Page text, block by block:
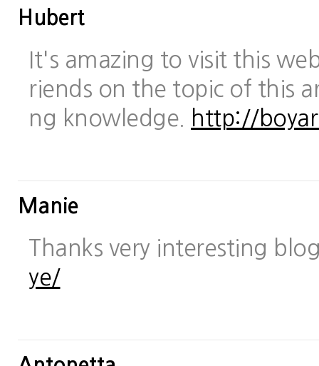
Hubert
It's amazing to visit this
riends on the topic of this
ng knowledge.
http://
Manie
Thanks very interesting
ye/